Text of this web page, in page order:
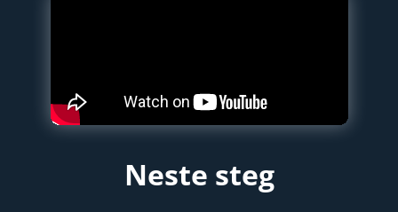
Neste steg